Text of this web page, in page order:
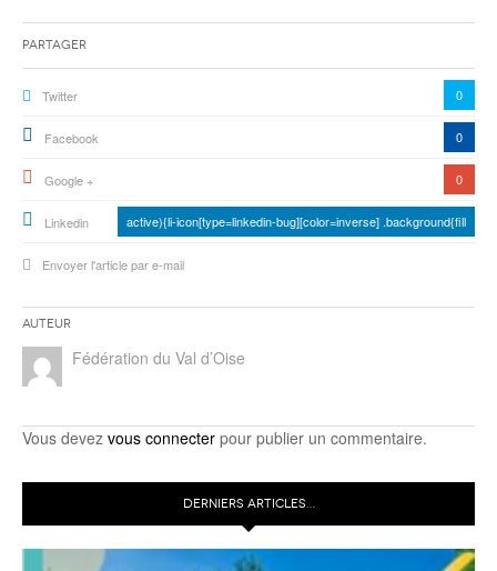
Partager
Twitter 0
Facebook 0
Google + 0
Linkedin active){li-icon[type=linkedin-bug][color=inverse] .background{fill
Envoyer l'article par e-mail
Auteur
Fédération du Val d’Oise
Vous devez vous connecter pour publier un commentaire.
DERNIERS ARTICLES…